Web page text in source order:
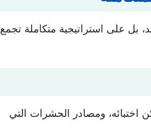
بل على استراتيجية متكاملة تجمع
اختبائه، ومصادر الحشرات التي